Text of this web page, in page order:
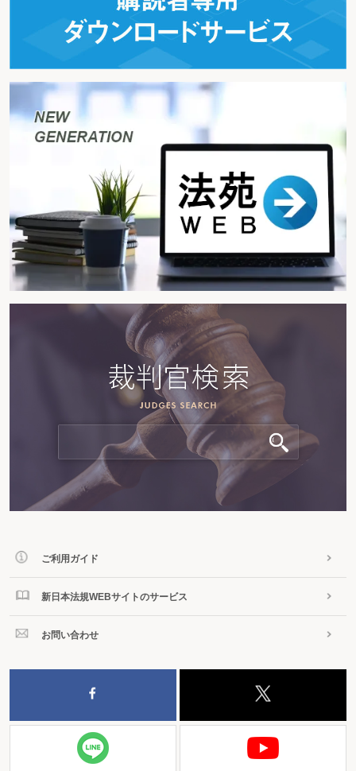
ご利用ガイド
新日本法規WEBサイトのサービス
お問い合わせ